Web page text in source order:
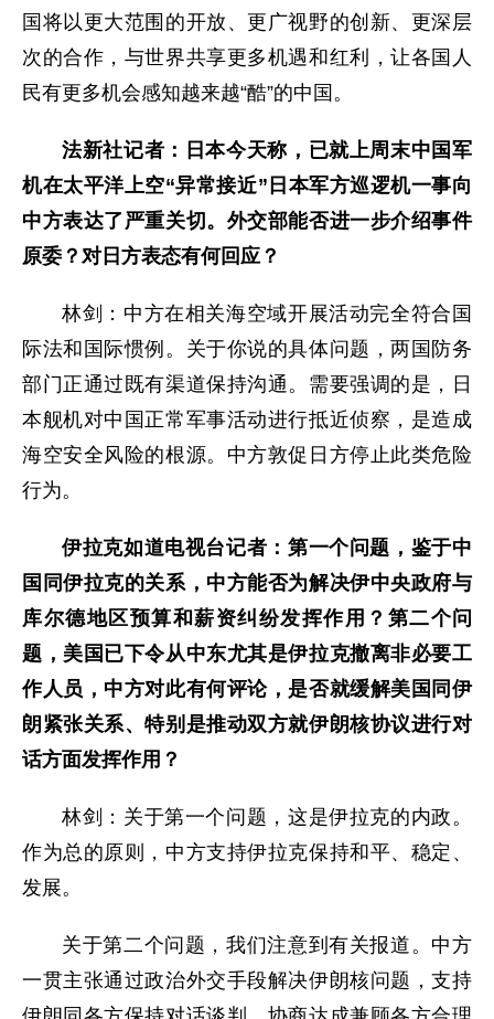
国将以更大范围的开放、更广视野的创新、更深层
次的合作，与世界共享更多机遇和红利，让各国人
民有更多机会感知越来越“酷”的中国。
法新社记者：日本今天称，已就上周末中国军
机在太平洋上空“异常接近”日本军方巡逻机一事向
中方表达了严重关切。外交部能否进一步介绍事件
原委？对日方表态有何回应？
林剑：中方在相关海空域开展活动完全符合国
际法和国际惯例。关于你说的具体问题，两国防务
部门正通过既有渠道保持沟通。需要强调的是，日
本舰机对中国正常军事活动进行抵近侦察，是造成
海空安全风险的根源。中方敦促日方停止此类危险
行为。
伊拉克如道电视台记者：第一个问题，鉴于中
国同伊拉克的关系，中方能否为解决伊中央政府与
库尔德地区预算和薪资纠纷发挥作用？第二个问
题，美国已下令从中东尤其是伊拉克撤离非必要工
作人员，中方对此有何评论，是否就缓解美国同伊
朗紧张关系、特别是推动双方就伊朗核协议进行对
话方面发挥作用？
林剑：关于第一个问题，这是伊拉克的内政。
作为总的原则，中方支持伊拉克保持和平、稳定、
发展。
关于第二个问题，我们注意到有关报道。中方
一贯主张通过政治外交手段解决伊朗核问题，支持